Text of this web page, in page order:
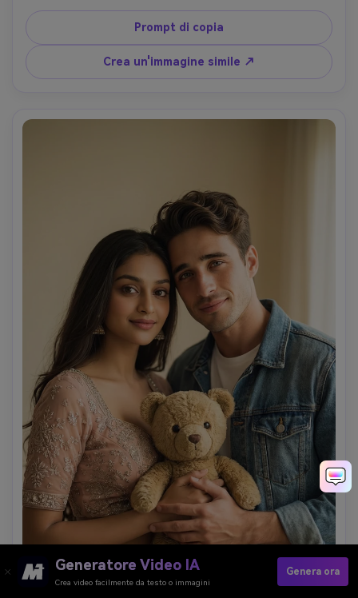
calda illuminazione ambientale, atmosfera intima, ombre
morbide, illuminazione realistica, lifestyle fotografia look
Prompt di copia
Crea un'immagine simile ↗
Generatore Video IA
Crea video facilmente da testo o immagini
Genera ora